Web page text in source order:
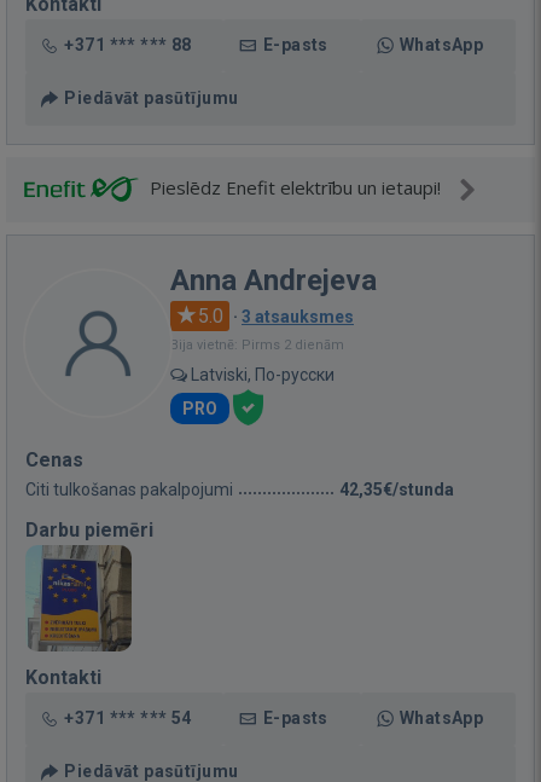
+371 *** *** 88 E-pasts WhatsApp
Piedāvāt pasūtījumu
Pieslēdz Enefit elektrību un ietaupi!
Anna Andrejeva
5.0 · 3 atsauksmes
Bija vietnē: Pirms 2 dienām
Latviski, По-русски
PRO
Cenas
Citi tulkošanas pakalpojumi 42,35€/stunda
Darbu piemēri
Kontakti
+371 *** *** 54 E-pasts WhatsApp
Piedāvāt pasūtījumu